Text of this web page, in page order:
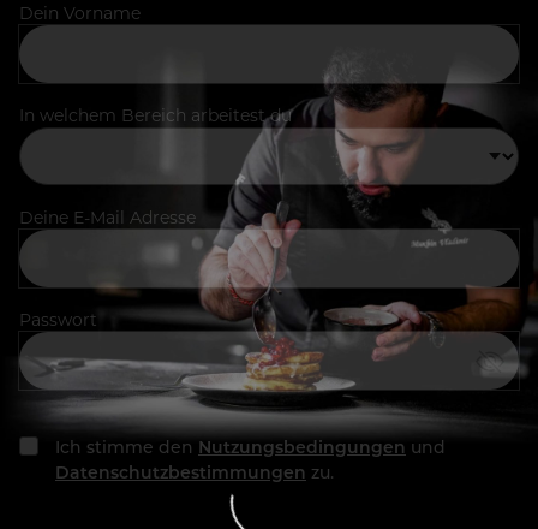
Dein Vorname
In welchem Bereich arbeitest du
Deine E-Mail Adresse
Passwort
Ich stimme den Nutzungsbedingungen und
Datenschutzbestimmungen zu.